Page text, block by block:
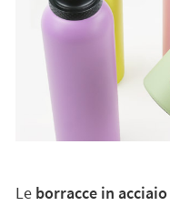
Leborracce in